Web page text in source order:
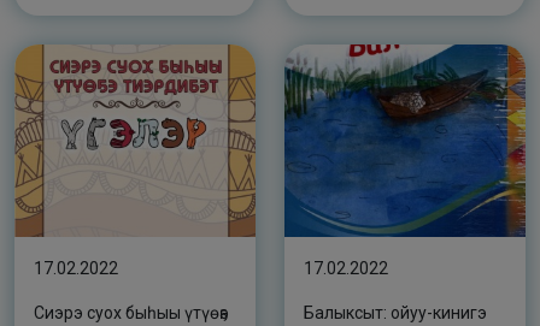
17.02.2022
Сиэрэ суох быһыы үтүөҕэ
17.02.2022
Балыксыт: ойуу-кинигэ